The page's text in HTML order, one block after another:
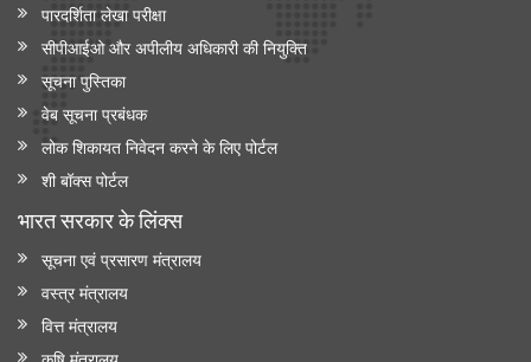
पारदर्शिता लेखा परीक्षा
सीपीआईओ और अपी‍लीय अधिकारी की नियुक्ति
सूचना पुस्तिका
वेब सूचना प्रबंधक
लोक शिकायत निवेदन करने के लिए पोर्टल
शी बॉक्स पोर्टल
भारत सरकार के लिंक्‍स
सूचना एवं प्रसारण मंत्रालय
वस्त्र मंत्रालय
वित्त मंत्रालय